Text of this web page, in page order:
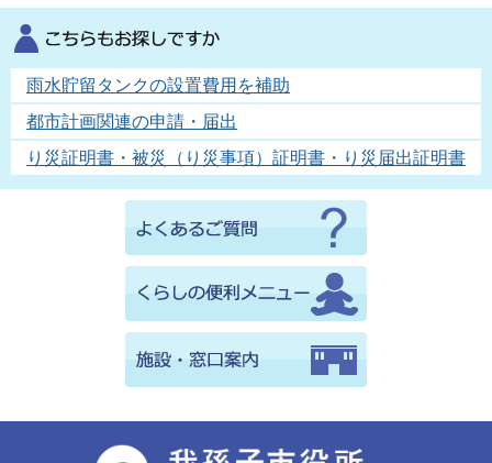
雨水貯留タンクの設置費用を補助
都市計画関連の申請・届出
り災証明書・被災（り災事項）証明書・り災届出証明書